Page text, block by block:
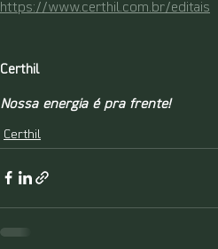
https://www.certhil.com.br/editais
Certhil
Nossa energia é pra frente!
Certhil